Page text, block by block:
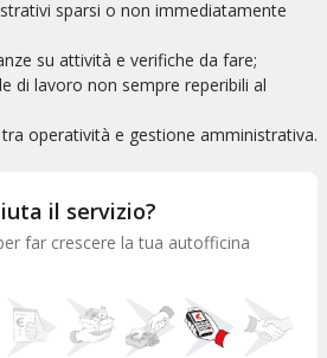
sparsi o non immediatamente
su attività e verifiche da fare;
di lavoro non sempre reperibili al
operatività e gestione amministrativa.
il servizio?
far crescere la tua autofficina